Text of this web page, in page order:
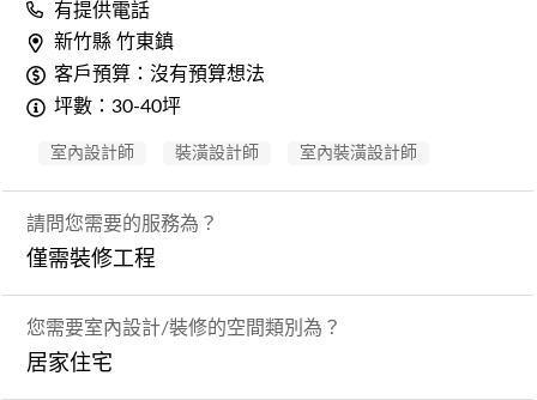
有提供電話
新竹縣 竹東鎮
客戶預算：沒有預算想法
坪數：30-40坪
室內設計師 裝潢設計師 室內裝潢設計師
請問您需要的服務為？
僅需裝修工程
您需要室內設計/裝修的空間類別為？
居家住宅